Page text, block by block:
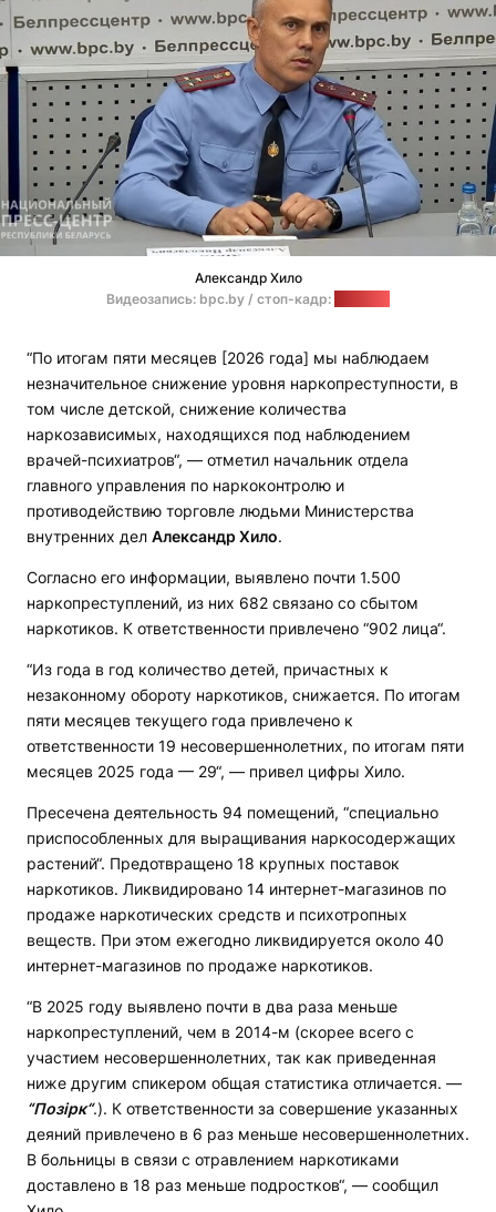
Александр Хило
Видеозапись: bpc.by / стоп-кадр:
“По итогам пяти месяцев [2026 года] мы наблюдаем
незначительное снижение уровня наркопреступности, в
том числе детской, снижение количества
наркозависимых, находящихся под наблюдением
врачей-психиатров“, — отметил начальник отдела
главного управления по наркоконтролю и
противодействию торговле людьми Министерства
внутренних дел Александр Хило.
Согласно его информации, выявлено почти 1.500
наркопреступлений, из них 682 связано со сбытом
наркотиков. К ответственности привлечено “902 лица“.
“Из года в год количество детей, причастных к
незаконному обороту наркотиков, снижается. По итогам
пяти месяцев текущего года привлечено к
ответственности 19 несовершеннолетних, по итогам пяти
месяцев 2025 года — 29“, — привел цифры Хило.
Пресечена деятельность 94 помещений, “специально
приспособленных для выращивания наркосодержащих
растений“. Предотвращено 18 крупных поставок
наркотиков. Ликвидировано 14 интернет-магазинов по
продаже наркотических средств и психотропных
веществ. При этом ежегодно ликвидируется около 40
интернет-магазинов по продаже наркотиков.
“В 2025 году выявлено почти в два раза меньше
наркопреступлений, чем в 2014-м (скорее всего с
участием несовершеннолетних, так как приведенная
ниже другим спикером общая статистика отличается. —
“Позірк“.). К ответственности за совершение указанных
деяний привлечено в 6 раз меньше несовершеннолетних.
В больницы в связи с отравлением наркотиками
доставлено в 18 раз меньше подростков“, — сообщил